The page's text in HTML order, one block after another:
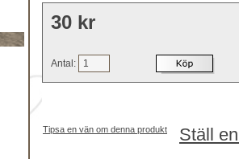
30 kr
Antal:
Tipsa en vän om denna produkt Ställ